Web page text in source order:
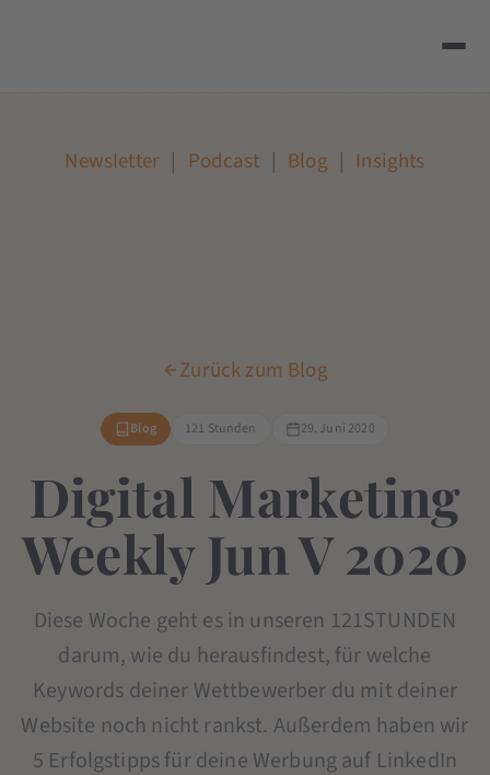
Newsletter | Podcast | Blog | Insights
Zurück zum Blog
Blog 121 Stunden 29. Juni 2020
Digital Marketing
Weekly Jun V 2020
Diese Woche geht es in unseren 121STUNDEN
darum, wie du herausfindest, für welche
Keywords deiner Wettbewerber du mit deiner
Website noch nicht rankst. Außerdem haben wir
5 Erfolgstipps für deine Werbung auf LinkedIn